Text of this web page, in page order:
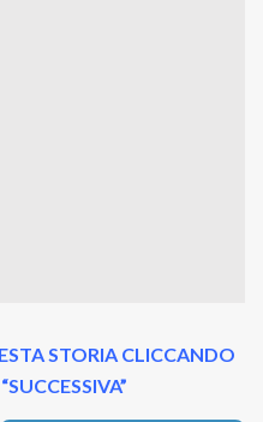
STORIA CLICCANDO